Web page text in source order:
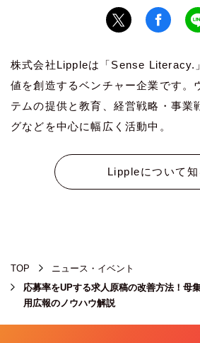
株式会社Lippleは「Sense Literacy.
値を創造するベンチャー企業です。
テムの提供と教育、経営戦略・事業
グなどを中心に幅広く活動中。
Lippleについて知
TOP
ニュース・イベント
応募率をUPする求人原稿の改善方法！母
用広報のノウハウ解説